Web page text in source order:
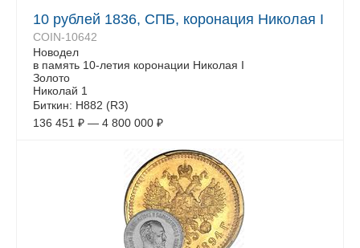
10 рублей 1836, СПБ, коронация Николая I
COIN-10642
Новодел
в память 10-летия коронации Николая I
Золото
Николай 1
Биткин: Н882 (R3)
136 451 ₽ — 4 800 000 ₽